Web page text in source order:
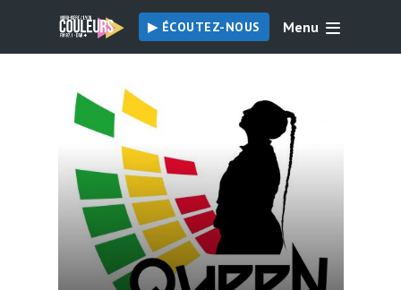
▶︎ ÉCOUTEZ-NOUS Menu